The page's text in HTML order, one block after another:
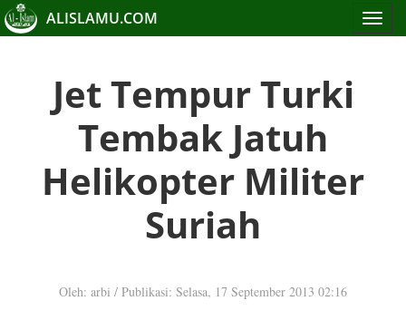
Toggle
ALISLAMU.COM
Jet Tempur Turki
Tembak Jatuh
Helikopter Militer
Suriah
Oleh: arbi / Publikasi: Selasa, 17 September 2013 02:16